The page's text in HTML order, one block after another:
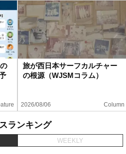
旅が西日本サーフカルチャー
の根源（WJSMコラム）
2026/08/06 Column
ランキング
WEEKLY